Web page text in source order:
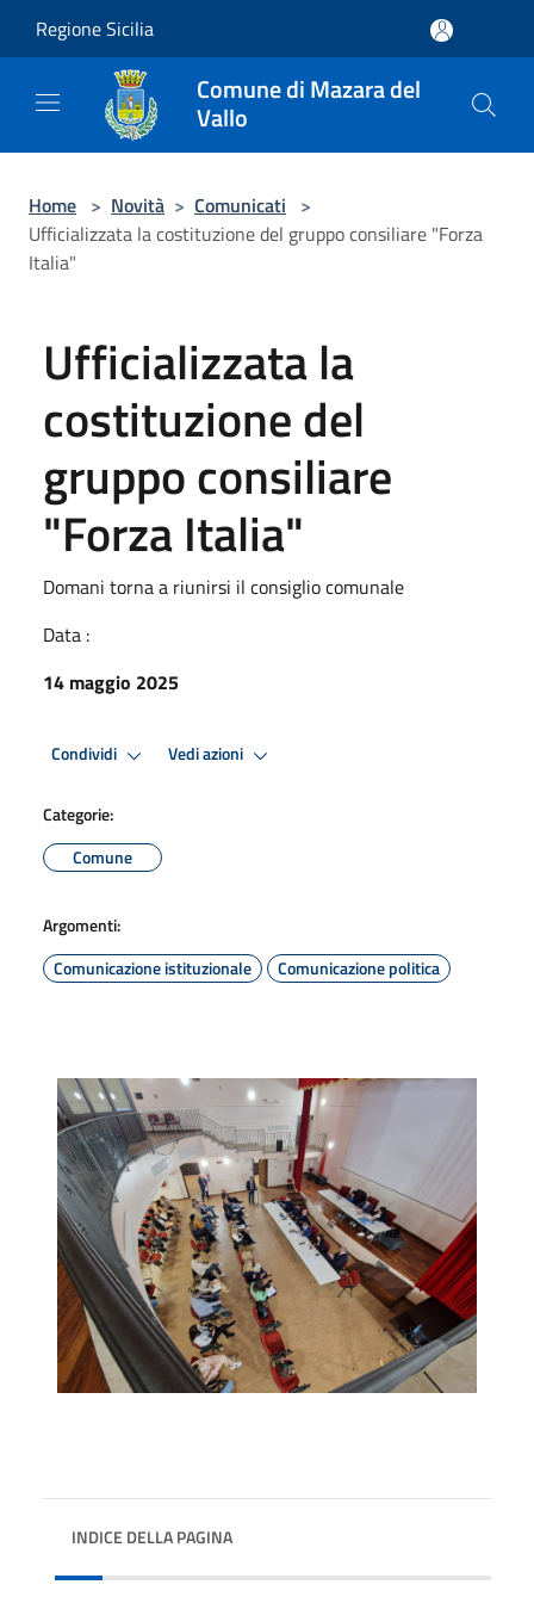
Regione Sicilia
Comune di Mazara del
Vallo
Home > Novità > Comunicati >
Ufficializzata la costituzione del gruppo consiliare "Forza
Italia"
Ufficializzata la
costituzione del
gruppo consiliare
"Forza Italia"
Domani torna a riunirsi il consiglio comunale
Data :
14 maggio 2025
Condividi Vedi azioni
Categorie:
Comune
Argomenti:
Comunicazione istituzionale
Comunicazione politica
INDICE DELLA PAGINA